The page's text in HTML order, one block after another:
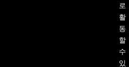
로
활
동
할
수
있